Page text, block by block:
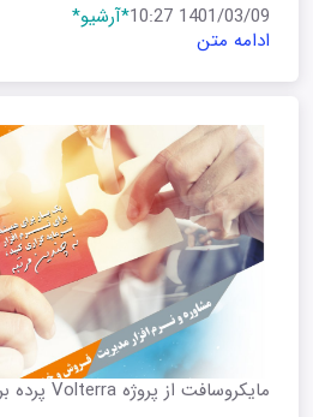
1401/03/09 10:27
*آرشیو*
ادامه متن
مایکروسافت از پروژه Volterra پرده برداشت